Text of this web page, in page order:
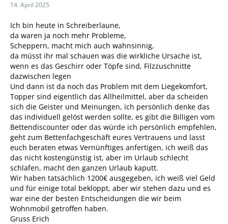
14. April 2025
Ich bin heute in Schreiberlaune,
da waren ja noch mehr Probleme,
Scheppern, macht mich auch wahnsinnig,
da müsst ihr mal schauen was die wirkliche Ursache ist,
wenn es das Geschirr oder Töpfe sind, Filzzuschnitte
dazwischen legen
Und dann ist da noch das Problem mit dem Liegekomfort,
Topper sind eigentlich das Allheilmittel, aber da scheiden
sich die Geister und Meinungen, ich persönlich denke das
das individuell gelöst werden sollte, es gibt die Billigen vom
Bettendiscounter oder das würde ich persönlich empfehlen,
geht zum Bettenfachgeschäft eures Vertrauens und lasst
euch beraten etwas Vernünftiges anfertigen, ich weiß das
das nicht kostengünstig ist, aber im Urlaub schlecht
schlafen, macht den ganzen Urlaub kaputt.
Wir haben tatsächlich 1200€ ausgegeben, ich weiß viel Geld
und für einige total bekloppt, aber wir stehen dazu und es
war eine der besten Entscheidungen die wir beim
Wohnmobil getroffen haben.
Gruss Erich